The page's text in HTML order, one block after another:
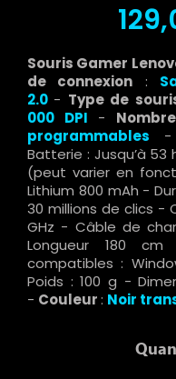
Souris Gamer
de connexion :
2.0 - Type de
000 DPI -
programmables
-
Batterie : Jusqu’à 53
(peut varier en
Lithium 800 mAh -
30 millions de clics -
GHz - Câble de
Longueur 180 cm
compatibles :
Poids : 100 g -
- Couleur: Noir